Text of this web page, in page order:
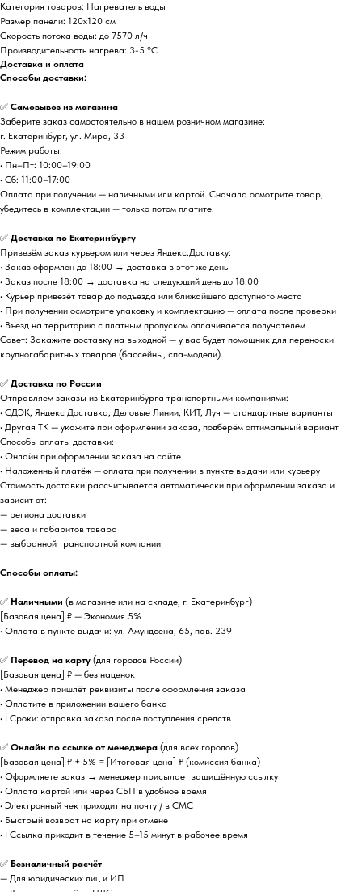
Категория товаров: Нагреватель воды
Размер панели: 120х120 см
Скорость потока воды: до 7570 л/ч
Производительность нагрева: 3-5 °C
Доставка и оплата
Способы доставки:
✅ Самовывоз из магазина
Заберите заказ самостоятельно в нашем розничном магазине:
г. Екатеринбург, ул. Мира, 33
Режим работы:
• Пн–Пт: 10:00–19:00
• Сб: 11:00–17:00
Оплата при получении — наличными или картой. Сначала осмотрите товар,
убедитесь в комплектации — только потом платите.
✅ Доставка по Екатеринбургу
Привезём заказ курьером или через Яндекс.Доставку:
• Заказ оформлен до 18:00 → доставка в этот же день
• Заказ после 18:00 → доставка на следующий день до 18:00
• Курьер привезёт товар до подъезда или ближайшего доступного места
• При получении осмотрите упаковку и комплектацию — оплата после проверки
• Въезд на территорию с платным пропуском оплачивается получателем
Совет: Закажите доставку на выходной — у вас будет помощник для переноски
крупногабаритных товаров (бассейны, спа-модели).
✅ Доставка по России
Отправляем заказы из Екатеринбурга транспортными компаниями:
• СДЭК, Яндекс Доставка, Деловые Линии, КИТ, Луч — стандартные варианты
• Другая ТК — укажите при оформлении заказа, подберём оптимальный вариант
Способы оплаты доставки:
• Онлайн при оформлении заказа на сайте
• Наложенный платёж — оплата при получении в пункте выдачи или курьеру
Стоимость доставки рассчитывается автоматически при оформлении заказа и
зависит от:
— региона доставки
— веса и габаритов товара
— выбранной транспортной компании
Способы оплаты:
✅ Наличными (в магазине или на складе, г. Екатеринбург)
[Базовая цена] ₽ — Экономия 5%
• Оплата в пункте выдачи: ул. Амундсена, 65, пав. 239
✅ Перевод на карту (для городов России)
[Базовая цена] ₽ — без наценок
• Менеджер пришлёт реквизиты после оформления заказа
• Оплатите в приложении вашего банка
• ℹ️ Сроки: отправка заказа после поступления средств
✅ Онлайн по ссылке от менеджера (для всех городов)
[Базовая цена] ₽ + 5% = [Итоговая цена] ₽ (комиссия банка)
• Оформляете заказ → менеджер присылает защищённую ссылку
• Оплата картой или через СБП в удобное время
• Электронный чек приходит на почту / в СМС
• Быстрый возврат на карту при отмене
• ℹ️ Ссылка приходит в течение 5–15 минут в рабочее время
✅ Безналичный расчёт
— Для юридических лиц и ИП